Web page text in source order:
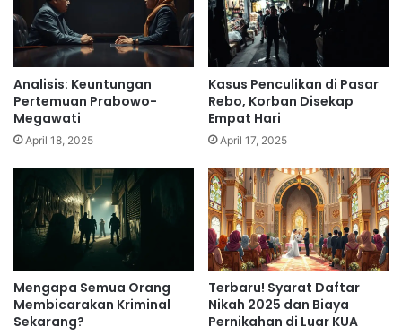
Analisis: Keuntungan
Pertemuan Prabowo-
Megawati
April 18, 2025
Kasus Penculikan di Pasar
Rebo, Korban Disekap
Empat Hari
April 17, 2025
Mengapa Semua Orang
Membicarakan Kriminal
Sekarang?
Terbaru! Syarat Daftar
Nikah 2025 dan Biaya
Pernikahan di Luar KUA